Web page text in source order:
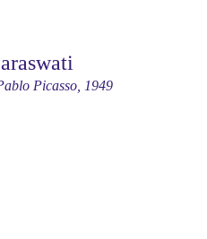
Picasso, 1949